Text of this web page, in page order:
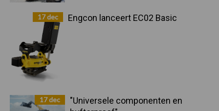
17 dec Engcon lanceert EC02 Basic
17 dec
"Universele componenten en